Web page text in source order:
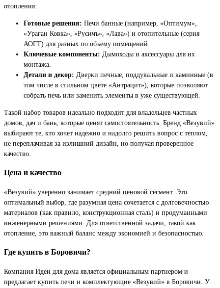
отопления:
Готовые решения: Печи банные (например, «Оптимум»,
«Ураган Ковка», «Русичъ», «Лава») и отопительные (серия
АОГТ) для разных по объему помещений.
Ключевые компоненты: Дымоходы и аксессуары для их
монтажа.
Детали и декор: Дверки печные, поддувальные и каминные (в
том числе в стильном цвете «Антрацит»), которые позволяют
собрать печь или заменить элементы в уже существующей.
Такой набор товаров идеально подходит для владельцев частных
домов, дач и бань, которые ценят самостоятельность. Бренд «Везувий»
выбирают те, кто хочет надежно и надолго решить вопрос с теплом,
не переплачивая за излишний дизайн, но получая проверенное
качество.
Цена и качество
«Везувий» уверенно занимает средний ценовой сегмент. Это
оптимальный выбор, где разумная цена сочетается с долговечностью
материалов (как правило, конструкционная сталь) и продуманными
инженерными решениями. Для ответственной задачи, такой как
отопление, это важный баланс между экономией и безопасностью.
Где купить в Боровичи?
Компания Идеи для дома является официальным партнером и
предлагает купить печи и комплектующие «Везувий» в Боровичи. У